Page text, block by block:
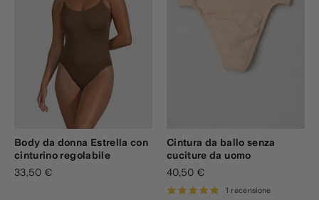
Body da donna Estrella con
cinturino regolabile
33,50 €
Cintura da ballo senza
cuciture da uomo
40,50 €
1 recensione